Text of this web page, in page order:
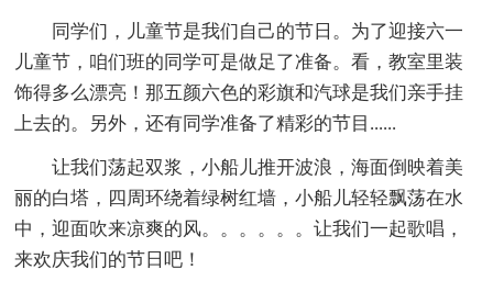
同学们，儿童节是我们自己的节日。为了迎接六一
儿童节，咱们班的同学可是做足了准备。看，教室里装
饰得多么漂亮！那五颜六色的彩旗和汽球是我们亲手挂
上去的。另外，还有同学准备了精彩的节目......
让我们荡起双浆，小船儿推开波浪，海面倒映着美
丽的白塔，四周环绕着绿树红墙，小船儿轻轻飘荡在水
中，迎面吹来凉爽的风。。。。。。让我们一起歌唱，
来欢庆我们的节日吧！